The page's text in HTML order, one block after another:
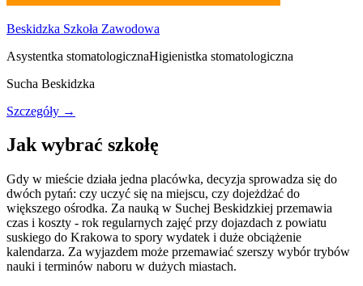
Beskidzka Szkoła Zawodowa
Asystentka stomatologicznaHigienistka stomatologiczna
Sucha Beskidzka
Szczegóły →
Jak wybrać szkołę
Gdy w mieście działa jedna placówka, decyzja sprowadza się do
dwóch pytań: czy uczyć się na miejscu, czy dojeżdżać do
większego ośrodka. Za nauką w Suchej Beskidzkiej przemawia
czas i koszty - rok regularnych zajęć przy dojazdach z powiatu
suskiego do Krakowa to spory wydatek i duże obciążenie
kalendarza. Za wyjazdem może przemawiać szerszy wybór trybów
nauki i terminów naboru w dużych miastach.